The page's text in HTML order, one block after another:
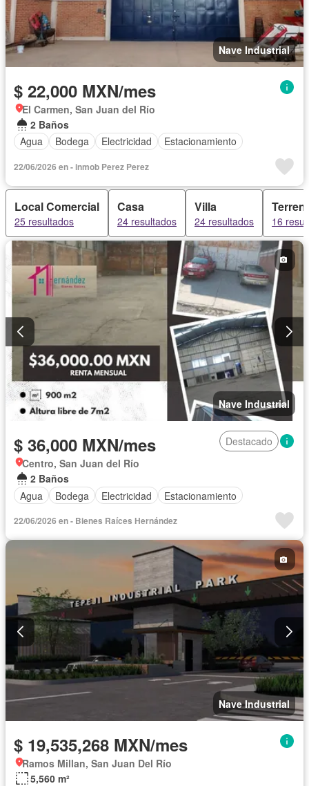
Nave Industrial
$ 22,000 MXN/mes
El Carmen, San Juan del Río
2 Baños
Agua
Bodega Electricidad Estacionamiento
22/06/2026 en - inmob Perez Perez
Local Comercial
25 resultados
Casa
24 resultados
Villa
24 resultados 16
Nave Industrial
$ 36,000 MXN/mes
Destacado
Centro, San Juan del Río
2 Baños
Agua
Bodega Electricidad Estacionamiento
22/06/2026 en - Bienes Raíces Hernández
Nave Industrial
$ 19,535,268 MXN/mes
Ramos Millan, San Juan Del Río
5,560 m²